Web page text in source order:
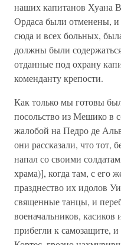
наших капитанов Хуана
Ордаса были отменены, и
сюда и всех больных,
должны были
отданные под охрану
коменданту крепости.
Как только мы готовы
посольство из Мешико в
жалобой на Педро де
они рассказали, что тот,
напал со своими
храма)], когда там, с его
празднество их идолов
священные танцы, и
военачальников, касиков
прибегли к самозащите,